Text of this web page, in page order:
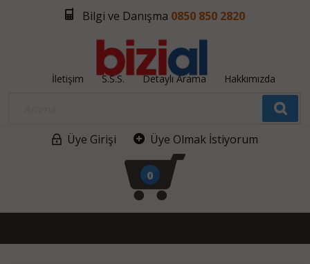
Bilgi ve Danışma 0850 850 2820
İletişim S.S.S. Detaylı Arama Hakkımızda
Üye Girişi Üye Olmak İstiyorum
0